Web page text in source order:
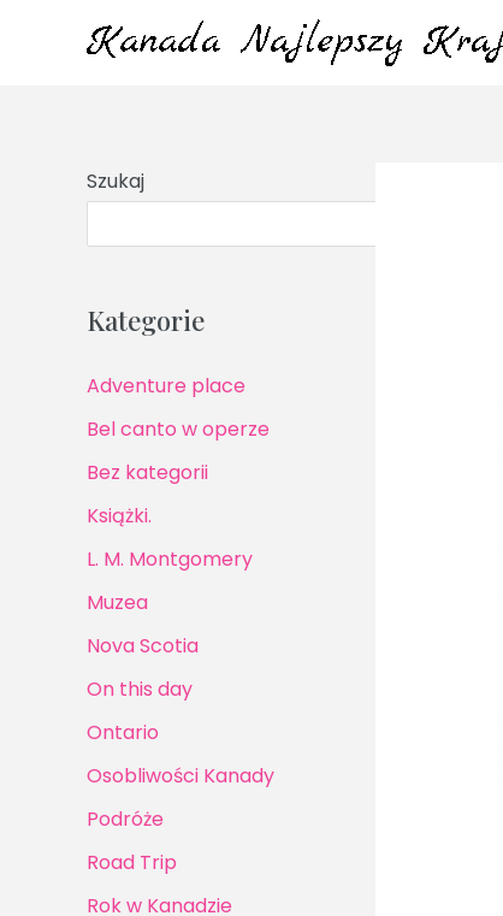
Szukaj
Kategorie
Adventure place
Bel canto w operze
Bez kategorii
Książki.
L. M. Montgomery
Muzea
Nova Scotia
On this day
Ontario
Osobliwości Kanady
Podróże
Road Trip
Rok w Kanadzie